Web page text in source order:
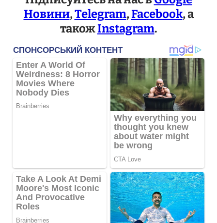
Новини,Telegram,Facebook, а
такожInstagram.